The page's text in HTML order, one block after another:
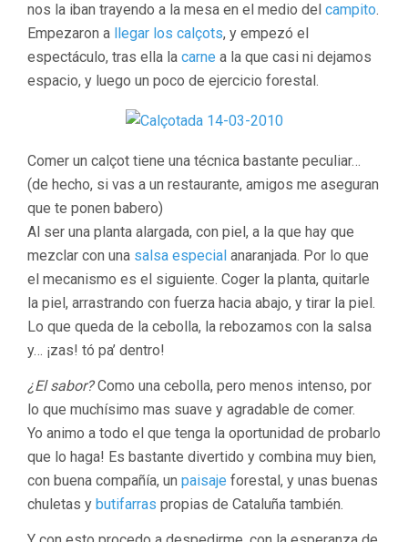
nos la iban trayendo a la mesa en el medio del campito.
Empezaron a
llegar los calçots, y empezó el
espectáculo, tras ella la carne a la que casi ni dejamos
espacio, y luego un poco de ejercicio forestal.
Comer un calçot tiene una técnica bastante peculiar…
(de hecho, si vas a un restaurante, amigos me aseguran
que te ponen babero)
Al ser una planta alargada, con piel, a la que hay que
mezclar con una salsa especial anaranjada. Por lo que
el mecanismo es el siguiente. Coger la planta, quitarle
la piel, arrastrando con fuerza hacia abajo, y tirar la piel.
Lo que queda de la cebolla, la rebozamos con la salsa
y… ¡zas! tó pa’ dentro!
¿El sabor?Como una cebolla, pero menos intenso, por
lo que muchísimo mas suave y agradable de comer.
Yo animo a todo el que tenga la oportunidad de probarlo
que lo haga! Es bastante divertido y combina muy bien,
con buena compañía, un paisaje forestal, y unas buenas
chuletas y butifarras propias de Cataluña también.